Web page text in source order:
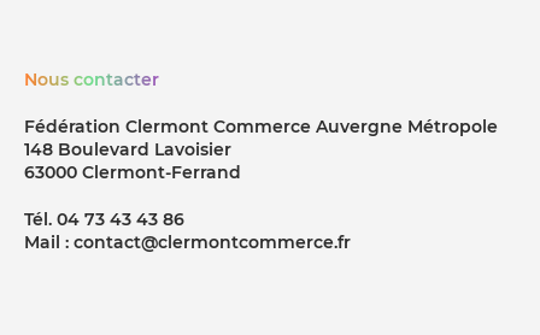
Nous contacter
Fédération Clermont Commerce Auvergne Métropole
148 Boulevard Lavoisier
63000 Clermont-Ferrand
Tél. 04 73 43 43 86
Mail : contact@clermontcommerce.fr